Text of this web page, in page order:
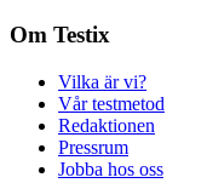
Om Testix
Vilka är vi?
Vår testmetod
Redaktionen
Pressrum
Jobba hos oss